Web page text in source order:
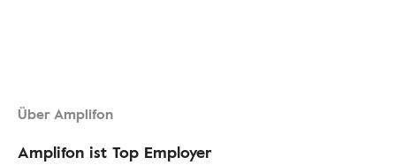
Über Amplifon
Amplifon ist Top Employer